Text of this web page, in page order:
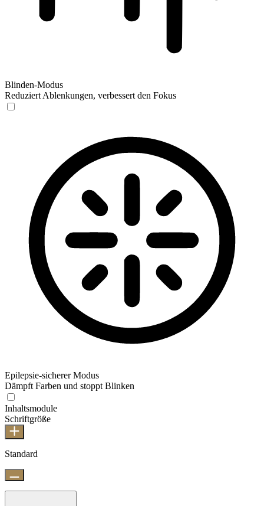
Blinden-Modus
Reduziert Ablenkungen, verbessert den Fokus
Epilepsie-sicherer Modus
Dämpft Farben und stoppt Blinken
Inhaltsmodule
Schriftgröße
Standard